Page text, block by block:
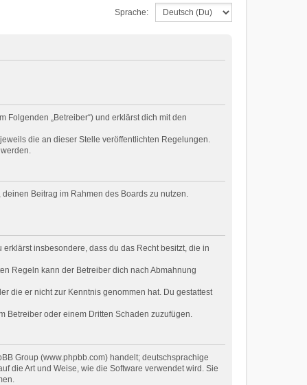
Sprache:
Folgenden „Betreiber“) und erklärst dich mit den
die an dieser Stelle veröffentlichten Regelungen.
Beitrag im Rahmen des Boards zu nutzen.
insbesondere, dass du das Recht besitzt, die in
Regeln kann der Betreiber dich nach Abmahnung
die er nicht zur Kenntnis genommen hat. Du gestattest
Betreiber oder einem Dritten Schaden zuzufügen.
Group (www.phpbb.com) handelt; deutschsprachige
die Art und Weise, wie die Software verwendet wird. Sie